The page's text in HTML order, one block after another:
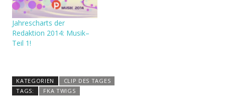
Jahrescharts der
Redaktion 2014: Musik–
Teil 1!
KATEGORIEN
CLIP DES TAGES
TAGS:
FKA TWIGS